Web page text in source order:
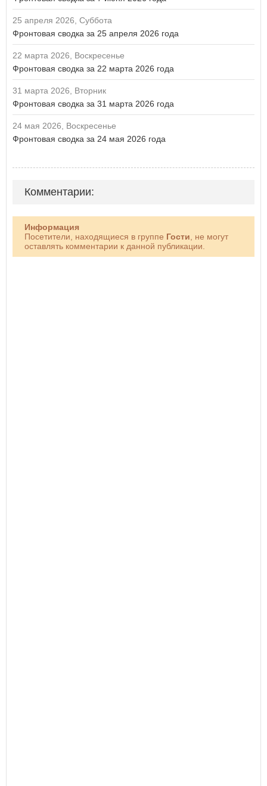
25 апреля 2026, Суббота
Фронтовая сводка за 25 апреля 2026 года
22 марта 2026, Воскресенье
Фронтовая сводка за 22 марта 2026 года
31 марта 2026, Вторник
Фронтовая сводка за 31 марта 2026 года
24 мая 2026, Воскресенье
Фронтовая сводка за 24 мая 2026 года
Комментарии:
Информация
Посетители, находящиеся в группе Гости , не могут
оставлять комментарии к данной публикации.